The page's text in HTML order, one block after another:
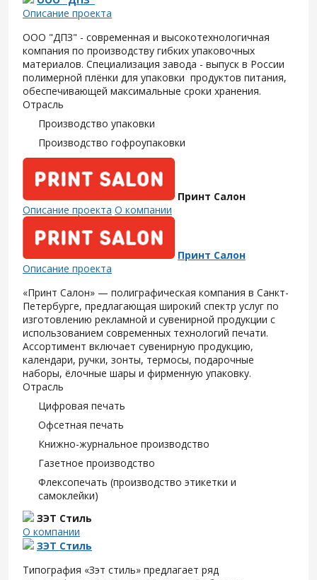
Описание проекта
ООО "ДПЗ" - современная и высокотехнологичная
компания по производству гибких упаковочных
материалов. Специализация завода - выпуск в России
полимерной плёнки для упаковки продуктов питания,
обеспечивающей максимальные сроки хранения.
Отрасль
Производство упаковки
Производство гофроупаковки
Принт Салон
Описание проекта О компании
Принт Салон
Описание проекта
«Принт Салон» — полиграфическая компания в Санкт-
Петербурге, предлагающая широкий спектр услуг по
изготовлению рекламной и сувенирной продукции с
использованием современных технологий печати.
Ассортимент включает сувенирную продукцию,
календари, ручки, зонты, термосы, подарочные
наборы, ёлочные шары и фирменную упаковку.
Отрасль
Цифровая печать
Офсетная печать
Книжно-журнальное производство
Газетное производство
Флексопечать (производство этикетки и
самоклейки)
ЗЭТ Стиль
О компании
ЗЭТ Стиль
Типография «Зэт cтиль» предлагает ряд